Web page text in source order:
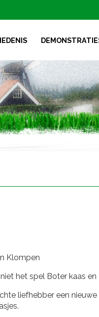
Klompen
het spel Boter kaas en
liefhebber een